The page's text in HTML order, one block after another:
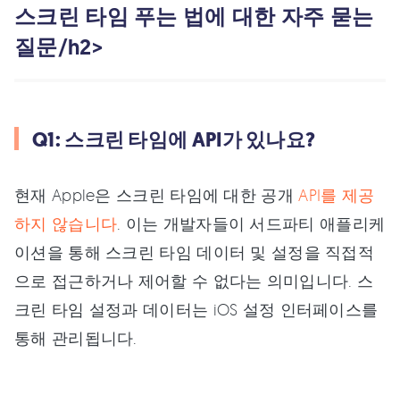
스크린 타임 푸는 법에 대한 자주 묻는
질문/h2>
Q1: 스크린 타임에 API가 있나요?
현재 Apple은 스크린 타임에 대한 공개API를 제공
하지 않습니다 . 이는 개발자들이 서드파티 애플리케
이션을 통해 스크린 타임 데이터 및 설정을 직접적
으로 접근하거나 제어할 수 없다는 의미입니다. 스
크린 타임 설정과 데이터는 iOS 설정 인터페이스를
통해 관리됩니다.